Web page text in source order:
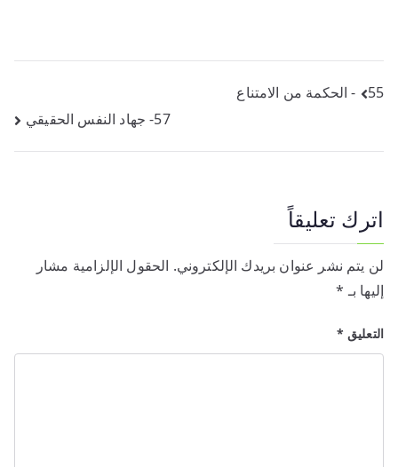
تصفّح
55- الحكمة من الامتناع
57- جهاد النفس الحقيقي
اترك تعليقاً
لن يتم نشر عنوان بريدك الإلكتروني. الحقول الإلزامية مشار
إليها بـ *
التعليق *